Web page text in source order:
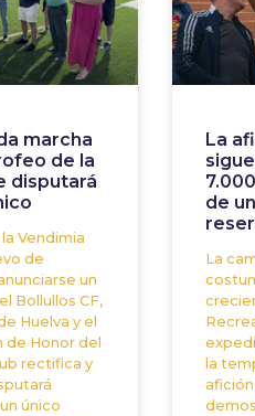
marcha
de la
disputará
Vendimia
de
un
Bollullos CF,
Huelva y el
de Honor del
rectifica y
único
La
de
La
la